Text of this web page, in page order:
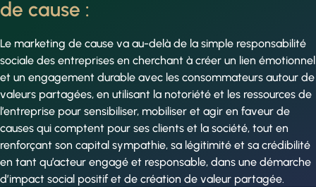
de cause :
Le marketing de cause va au-delà de la simple responsabilité
sociale des entreprises en cherchant à créer un lien émotionnel
et un engagement durable avec les consommateurs autour de
valeurs partagées, en utilisant la notoriété et les ressources de
l’entreprise pour sensibiliser, mobiliser et agir en faveur de
causes qui comptent pour ses clients et la société, tout en
renforçant son capital sympathie, sa légitimité et sa crédibilité
en tant qu’acteur engagé et responsable, dans une démarche
d’impact social positif et de création de valeur partagée.